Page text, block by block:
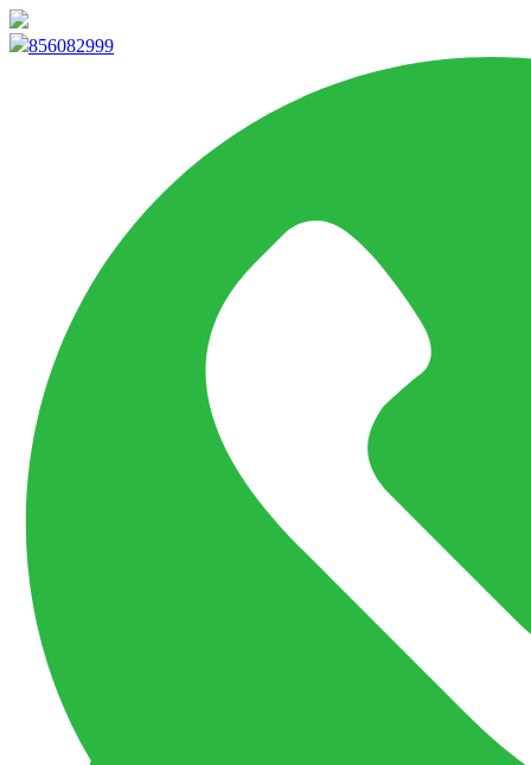
856082999